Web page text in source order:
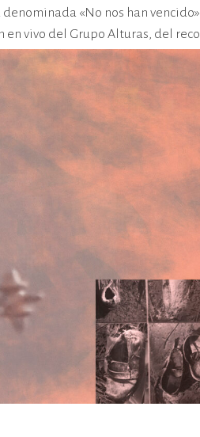
«No nos han
vivo del Grupo Alturas, del